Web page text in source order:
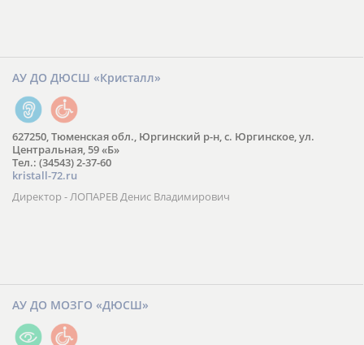
АУ ДО ДЮСШ «Кристалл»
627250, Тюменская обл., Юргинский р-н, с. Юргинское, ул.
Центральная, 59 «Б»
Тел.: (34543) 2-37-60
kristall-72.ru
Директор - ЛОПАРЕВ Денис Владимирович
АУ ДО МОЗГО «ДЮСШ»